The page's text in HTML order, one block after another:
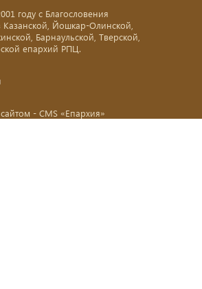
году с Благословения
Йошкар-Олинской,
Барнаульской, Тверской,
епархий РПЦ.
- CMS «Епархия»